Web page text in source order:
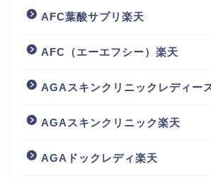
AFC葉酸サプリ楽天
AFC（エーエフシー）楽天
AGAスキンクリニックレディー
AGAスキンクリニック楽天
AGAドックレディ楽天